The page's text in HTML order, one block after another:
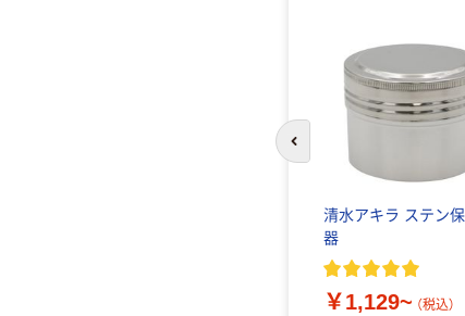
清水アキラ ステン
器
￥1,129~ （税込）
前のスライドへ